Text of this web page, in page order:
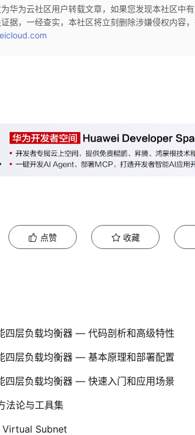
为华为云社区用户转载文章，如果您发现本社区中
据，一经查实，本社区将立刻删除涉嫌侵权内容，
点赞 收藏
四层负载均衡器 — 代码剖析和高级特性
四层负载均衡器 — 基本原理和部署配置
四层负载均衡器 — 快速入门和应用场景
法论与工具集
Subnet